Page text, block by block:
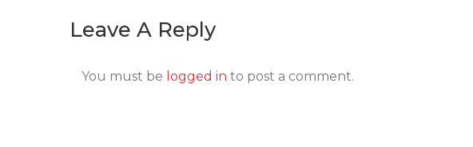
Leave A Reply
You must be logged in to post a comment.